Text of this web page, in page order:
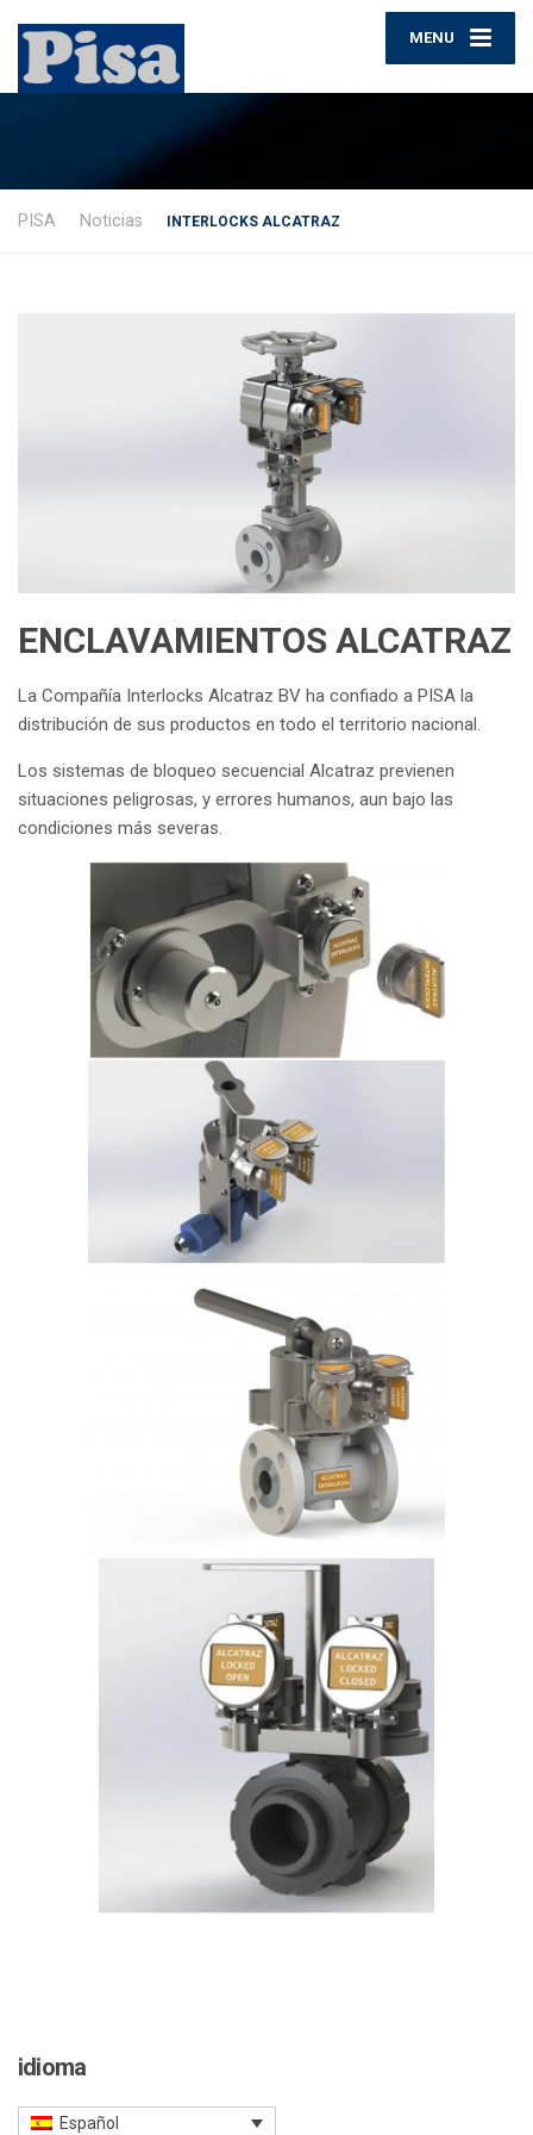
MENU
PISA Noticias INTERLOCKS ALCATRAZ
ENCLAVAMIENTOS ALCATRAZ
La Compañía Interlocks Alcatraz BV ha confiado a PISA la
distribución de sus productos en todo el territorio nacional.
Los sistemas de bloqueo secuencial Alcatraz previenen
situaciones peligrosas, y errores humanos, aun bajo las
condiciones más severas.
idioma
Español